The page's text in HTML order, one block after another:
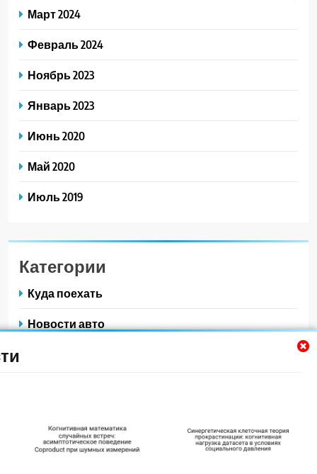
Март 2024
Февраль 2024
Ноябрь 2023
Январь 2023
Июнь 2020
Май 2020
Июль 2019
Категории
Куда поехать
Новости авто
Техобслуживание своими руками